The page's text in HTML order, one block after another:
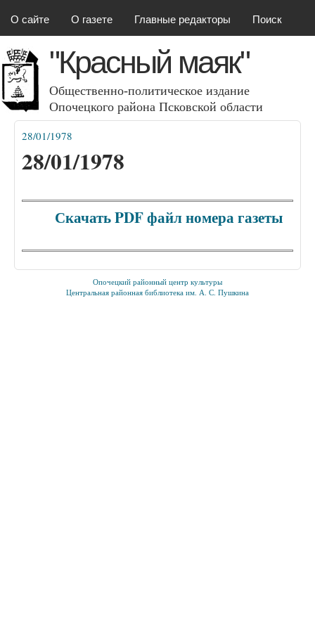
О сайте О газете Главные редакторы Поиск
"Красный маяк"
Общественно-политическое издание
Опочецкого района Псковcкой области
Вы здесь
28/01/1978
28/01/1978
Скачать PDF файл номера газеты
Опочецкий районный центр культуры
Центральная районная библиотека им. А. С. Пушкина